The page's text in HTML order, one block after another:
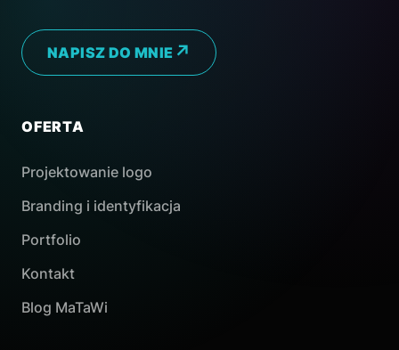
NAPISZ DO MNIE
OFERTA
Projektowanie logo
Branding i identyfikacja
Portfolio
Kontakt
Blog MaTaWi